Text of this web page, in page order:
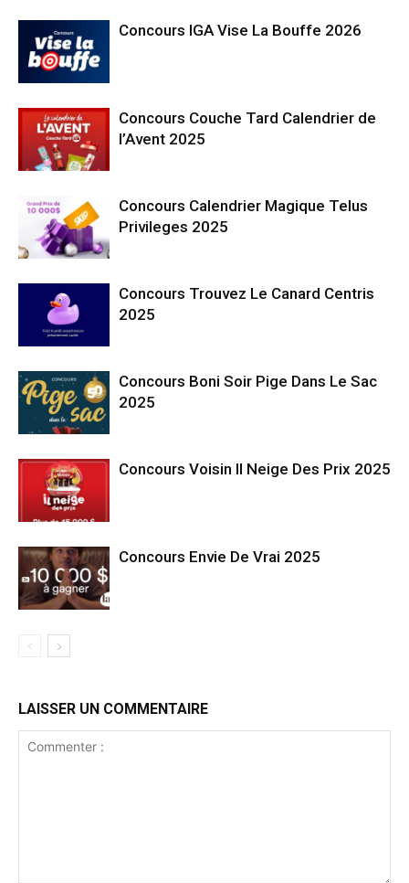
Concours IGA Vise La Bouffe 2026
Concours Couche Tard Calendrier de
l’Avent 2025
Concours Calendrier Magique Telus
Privileges 2025
Concours Trouvez Le Canard Centris
2025
Concours Boni Soir Pige Dans Le Sac
2025
Concours Voisin Il Neige Des Prix 2025
Concours Envie De Vrai 2025
LAISSER UN COMMENTAIRE